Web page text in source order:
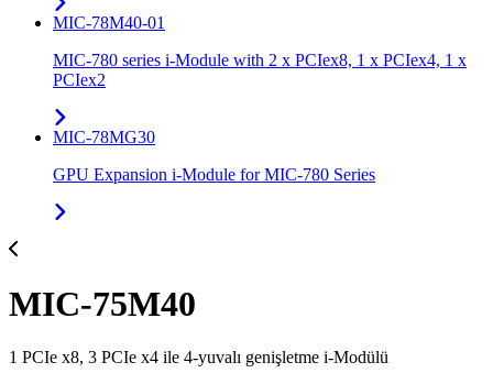
MIC-78M40-01
MIC-780 series i-Module with 2 x PCIex8, 1 x PCIex4, 1 x
PCIex2
MIC-78MG30
GPU Expansion i-Module for MIC-780 Series
MIC-75M40
1 PCIe x8, 3 PCIe x4 ile 4-yuvalı genişletme i-Modülü